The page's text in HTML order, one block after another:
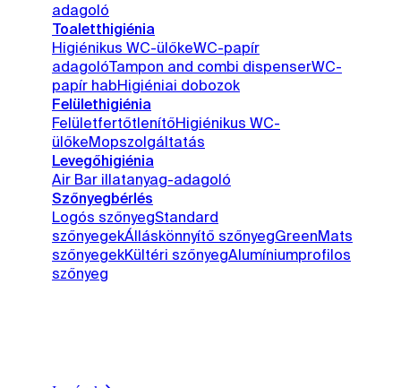
adagoló
Toaletthigiénia
Higiénikus WC-ülőkeWC-papír
adagoló Tampon and combi dispenserWC-
papír habHigiéniai dobozok
Felülethigiénia
FelületfertőtlenítőHigiénikus WC-
ülőkeMopszolgáltatás
Levegőhigiénia
Air Bar illatanyag-adagoló
Szőnyegbérlés
Logós szőnyegStandard
szőnyegekÁlláskönnyítő szőnyegGreenMats
szőnyegekKültéri szőnyegAlumíniumprofilos
szőnyeg